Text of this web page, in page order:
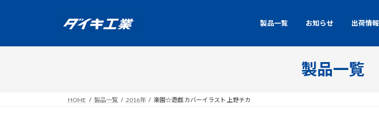
製品一覧 お知らせ 出荷情報
製品一覧
HOME 製品一覧 2016年 楽園☆遊戯 カバーイラスト 上野チカ